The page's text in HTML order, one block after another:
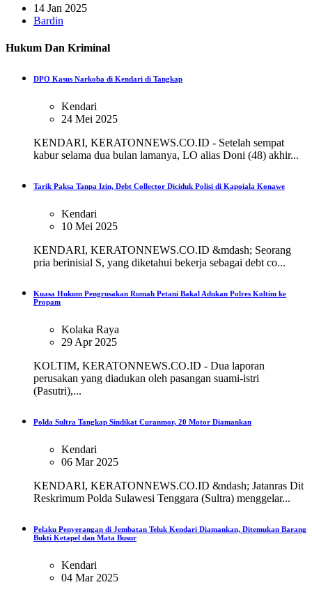
14 Jan 2025
Bardin
Hukum Dan Kriminal
DPO Kasus Narkoba di Kendari di Tangkap
Kendari
24 Mei 2025
KENDARI, KERATONNEWS.CO.ID - Setelah sempat
kabur selama dua bulan lamanya, LO alias Doni (48) akhir...
Tarik Paksa Tanpa Izin, Debt Collector Diciduk Polisi di Kapoiala Konawe
Kendari
10 Mei 2025
KENDARI, KERATONNEWS.CO.ID &mdash; Seorang
pria berinisial S, yang diketahui bekerja sebagai debt co...
Kuasa Hukum Pengrusakan Rumah Petani Bakal Adukan Polres Koltim ke
Propam
Kolaka Raya
29 Apr 2025
KOLTIM, KERATONNEWS.CO.ID - Dua laporan
perusakan yang diadukan oleh pasangan suami-istri
(Pasutri),...
Polda Sultra Tangkap Sindikat Curanmor, 20 Motor Diamankan
Kendari
06 Mar 2025
KENDARI, KERATONNEWS.CO.ID &ndash; Jatanras Dit
Reskrimum Polda Sulawesi Tenggara (Sultra) menggelar...
Pelaku Penyerangan di Jembatan Teluk Kendari Diamankan, Ditemukan Barang
Bukti Ketapel dan Mata Busur
Kendari
04 Mar 2025